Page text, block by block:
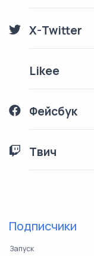
X-Twitter
Likee
Фейсбук
Твич
Подписчики
Запуск